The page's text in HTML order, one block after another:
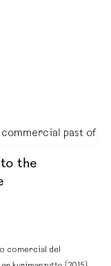
the
comercial del